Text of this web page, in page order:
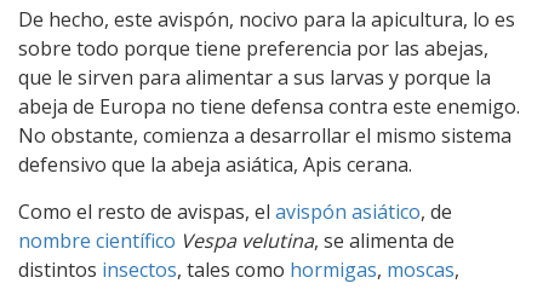
De hecho, este avispón, nocivo para la apicultura, lo es
sobre todo porque tiene preferencia por las abejas,
que le sirven para alimentar a sus larvas y porque la
abeja de Europa no tiene defensa contra este enemigo.
No obstante, comienza a desarrollar el mismo sistema
defensivo que la abeja asiática, Apis cerana.
Como el resto de avispas, el avispón asiático, de
nombre científico Vespa velutina, se alimenta de
distintos insectos, tales como hormigas, moscas,